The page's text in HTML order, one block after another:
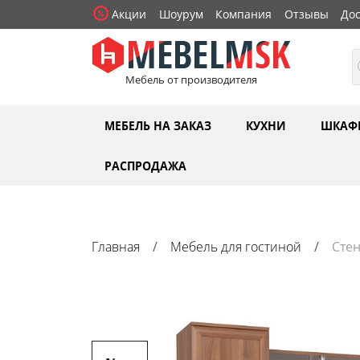
Акции Шоурум Компания Отзывы
Мебель от производителя
МЕБЕЛЬ НА ЗАКАЗ КУХНИ
РАСПРОДАЖА
Главная Мебель для гостиной